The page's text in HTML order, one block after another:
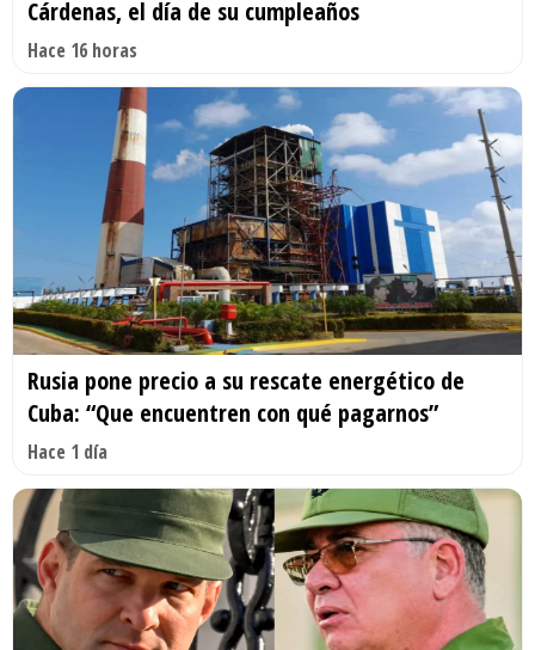
Cárdenas, el día de su cumpleaños
Hace 16 horas
Rusia pone precio a su rescate energético de
Cuba: “Que encuentren con qué pagarnos”
Hace 1 día